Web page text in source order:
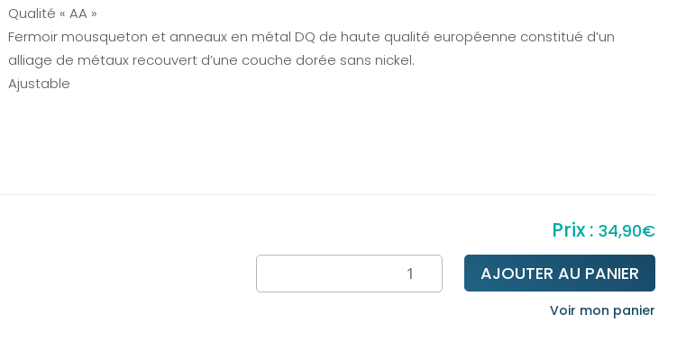
Qualité « AA »
Fermoir mousqueton et anneaux en métal DQ de haute qualité européenne constitué d’un
alliage de métaux recouvert d’une couche dorée sans nickel.
Ajustable
34,90€
quantité
AJOUTER AU PANIER
Voir mon panier